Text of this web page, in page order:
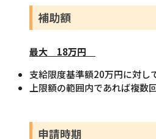
補助額
最大 18万円
支給限度基準額20万円に対し
上限額の範囲内であれば複
申請時期